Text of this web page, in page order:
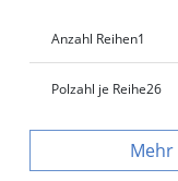
Anzahl Reihen1
Polzahl je Reihe26